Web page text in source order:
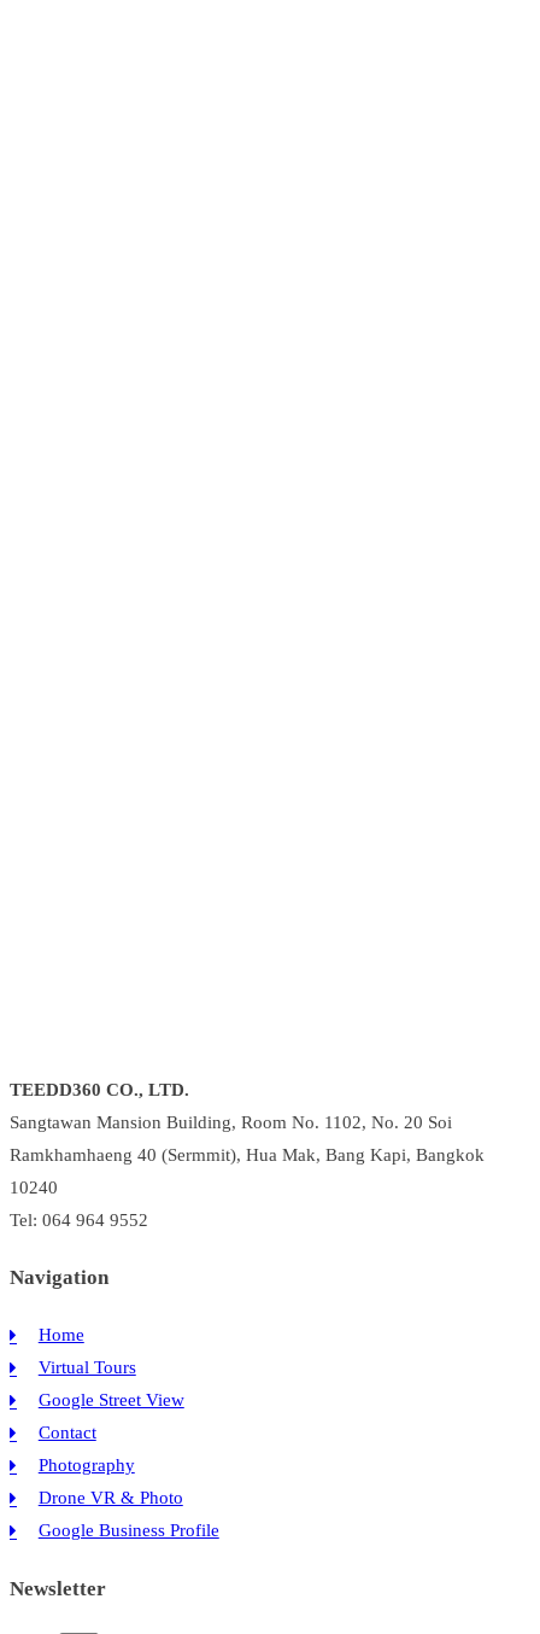
TEEDD360 CO., LTD.
Sangtawan Mansion Building, Room No. 1102, No. 20 Soi
Ramkhamhaeng 40 (Sermmit), Hua Mak, Bang Kapi, Bangkok
10240
Tel: 064 964 9552
Navigation
Home
Virtual Tours
Google Street View
Contact
Photography
Drone VR & Photo
Google Business Profile
Newsletter